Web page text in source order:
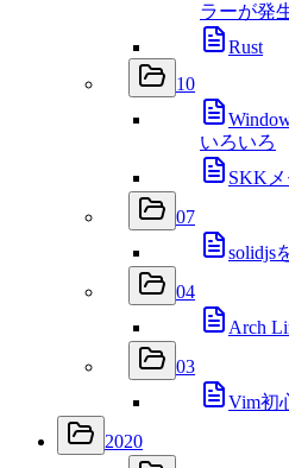
ラーが発
Rust
10
いろいろ
SKK
07
solidjs
04
Arch
03
Vim初
2020